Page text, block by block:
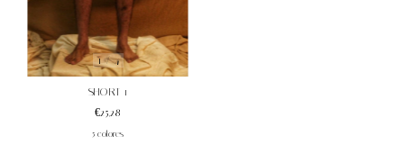
1/4
SHORT 1
€25,28
5 colores